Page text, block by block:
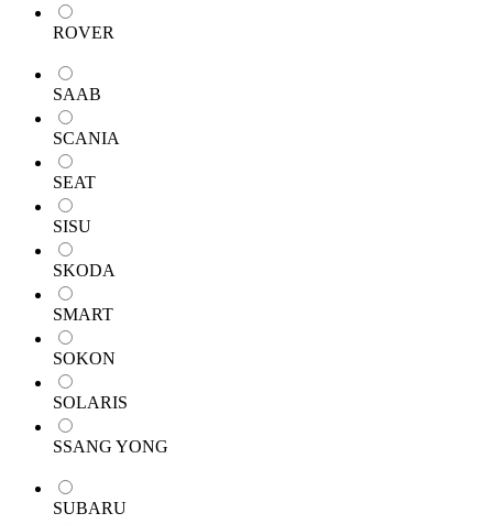
ROVER
SAAB
SCANIA
SEAT
SISU
SKODA
SMART
SOKON
SOLARIS
SSANG YONG
SUBARU